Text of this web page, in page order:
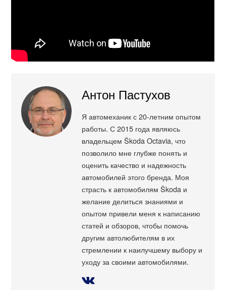
Антон Пастухов
Я автомеханик с 20-летним опытом
работы. С 2015 года являюсь
владельцем Škoda Octavia, что
позволило мне глубже понять и
оценить качество и надежность
автомобилей этого бренда. Моя
страсть к автомобилям Škoda и
желание делиться знаниями и
опытом привели меня к написанию
статей и обзоров, чтобы помочь
другим автолюбителям в их
стремлении к наилучшему выбору и
уходу за своими автомобилями.